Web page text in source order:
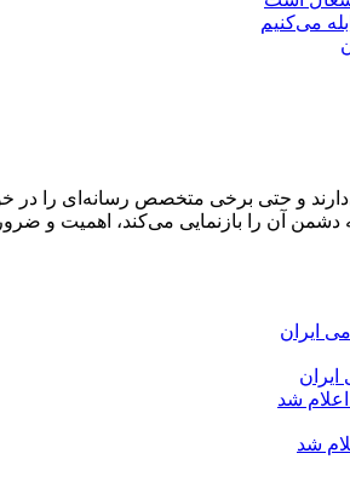
می‌کنیم
می‌دارند و حتی برخی متخصص رسانه‌ای
آن را بازنمایی می‌کند، اهمیت و
شد